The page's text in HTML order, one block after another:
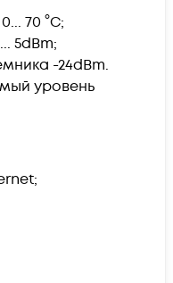
70 °C;
5dBm;
-24dBm.
уровень